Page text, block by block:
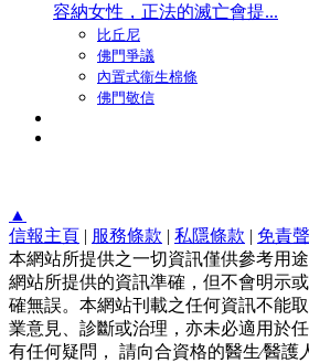
容納女性，正法的滅亡會提...
比丘尼
佛門爭議
內置式衞生棉條
佛門敬信
▲
信報主頁 | 服務條款 | 私隱條款 | 免責
本網站所提供之一切資訊僅供參考用
網站所提供的資訊準確，但不會明示
確無誤。本網站刊載之任何資訊不能
業意見、診斷或治理，亦未必適用於
有任何疑問， 請向合資格的醫生∕醫護